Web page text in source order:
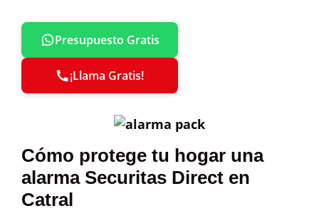
Presupuesto Gratis
¡Llama Gratis!
Cómo protege tu hogar una
alarma Securitas Direct en
Catral